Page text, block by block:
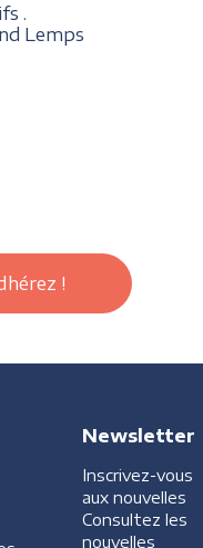
.
Lemps
!
Newsletter
Inscrivez-vous
aux nouvelles
Consultez les
nouvelles